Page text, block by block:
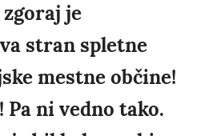
je
stran spletne
mestne občine!
ni vedno tako.